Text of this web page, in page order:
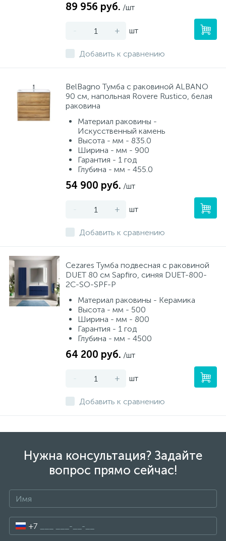
89 956 руб. /шт
- + шт
Добавить к сравнению
BelBagno Тумба с раковиной ALBANO
90 см, напольная Rovere Rustico, белая
раковина
Материал раковины -
Искусственный камень
Высота - мм - 835.0
Ширина - мм - 900
Гарантия - 1 год
Глубина - мм - 455.0
54 900 руб. /шт
- + шт
Добавить к сравнению
Cezares Тумба подвесная с раковиной
DUET 80 см Sapfiro, синяя DUET-800-
2C-SO-SPF-P
Материал раковины - Керамика
Высота - мм - 500
Ширина - мм - 800
Гарантия - 1 год
Глубина - мм - 4500
64 200 руб. /шт
- + шт
Добавить к сравнению
Нужна консультация? Задайте
вопрос прямо сейчас!
+7